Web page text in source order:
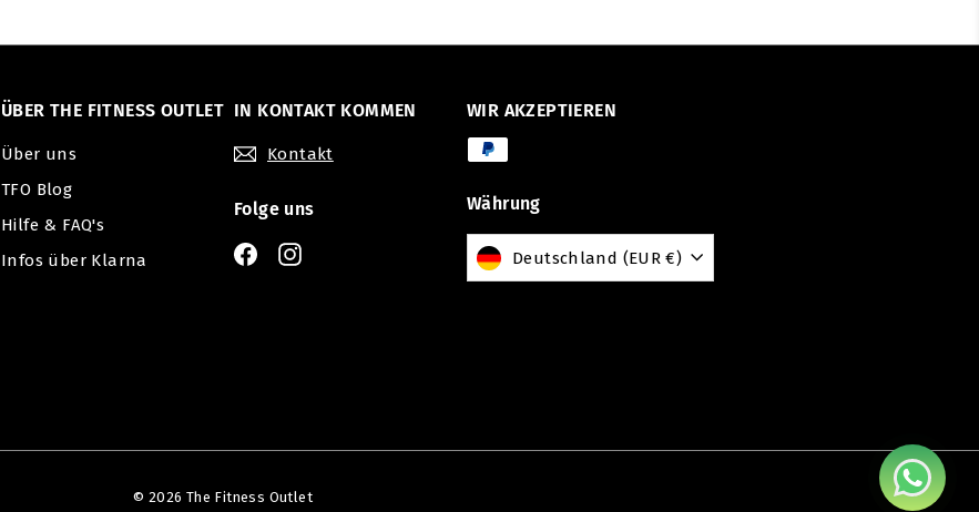
ÜBER THE FITNESS OUTLET
Über uns
TFO Blog
Hilfe & FAQ's
Infos über Klarna
IN KONTAKT KOMMEN
Kontakt
Folge uns
FacebookInstagram
WIR AKZEPTIEREN
Währung
Deutschland (EUR €)
© 2026 The Fitness Outlet